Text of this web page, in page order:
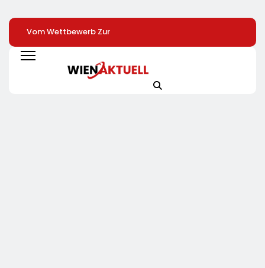
Vom Wettbewerb Zur
Kooperation:
Interreg-Projekt
Business Twin Sorgt
Erster Den Butterpreis
Lebensmitteleinzelhändler
Gibt Sinkende